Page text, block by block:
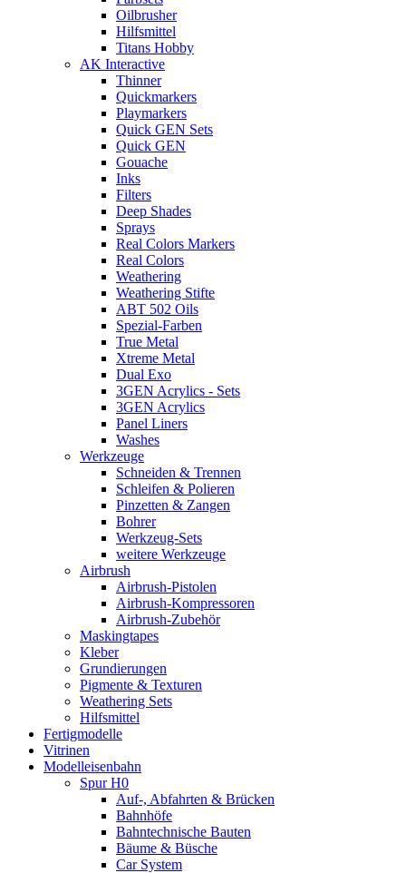
Oilbrusher
Hilfsmittel
Titans Hobby
AK Interactive
Thinner
Quickmarkers
Playmarkers
Quick GEN Sets
Quick GEN
Gouache
Inks
Filters
Deep Shades
Sprays
Real Colors Markers
Real Colors
Weathering
Weathering Stifte
ABT 502 Oils
Spezial-Farben
True Metal
Xtreme Metal
Dual Exo
3GEN Acrylics - Sets
3GEN Acrylics
Panel Liners
Washes
Werkzeuge
Schneiden & Trennen
Schleifen & Polieren
Pinzetten & Zangen
Bohrer
Werkzeug-Sets
weitere Werkzeuge
Airbrush
Airbrush-Pistolen
Airbrush-Kompressoren
Airbrush-Zubehör
Maskingtapes
Kleber
Grundierungen
Pigmente & Texturen
Weathering Sets
Hilfsmittel
Fertigmodelle
Vitrinen
Modelleisenbahn
Spur H0
Auf-, Abfahrten & Brücken
Bahnhöfe
Bahntechnische Bauten
Bäume & Büsche
Car System